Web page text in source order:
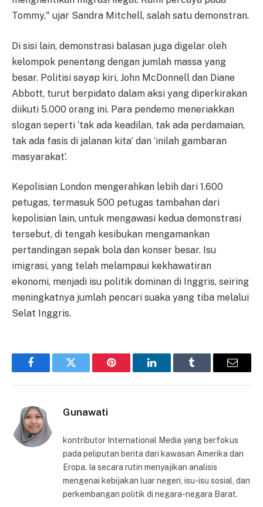
Tommy," ujar Sandra Mitchell, salah satu demonstran.
Di sisi lain, demonstrasi balasan juga digelar oleh
kelompok penentang dengan jumlah massa yang
besar. Politisi sayap kiri, John McDonnell dan Diane
Abbott, turut berpidato dalam aksi yang diperkirakan
diikuti 5.000 orang ini. Para pendemo meneriakkan
slogan seperti ‘tak ada keadilan, tak ada perdamaian,
tak ada fasis di jalanan kita’ dan ‘inilah gambaran
masyarakat’.
Kepolisian London mengerahkan lebih dari 1.600
petugas, termasuk 500 petugas tambahan dari
kepolisian lain, untuk mengawasi kedua demonstrasi
tersebut, di tengah kesibukan mengamankan
pertandingan sepak bola dan konser besar. Isu
imigrasi, yang telah melampaui kekhawatiran
ekonomi, menjadi isu politik dominan di Inggris, seiring
meningkatnya jumlah pencari suaka yang tiba melalui
Selat Inggris.
FacebookTwitter Pinterest LinkedInTumblr Email
Gunawati
kontributor International Media yang berfokus
pada peliputan berita dari kawasan Amerika dan
Eropa. Ia secara rutin menyajikan analisis
mengenai kebijakan luar negeri, isu-isu sosial, dan
perkembangan politik di negara-negara Barat.